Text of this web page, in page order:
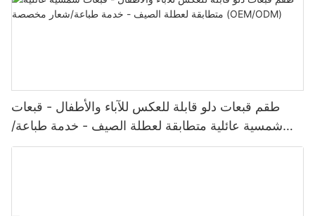
طقم قبعات دلو قابلة للعكس للآباء والأطفال - قبعات
شمسية عائلية متطابقة لعطلة الصيف - خدمة طباعة/
شعار مخصصة (OEM/ODM)